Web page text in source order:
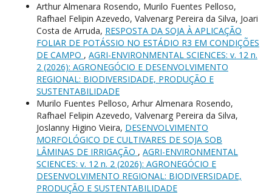
Arthur Almenara Rosendo, Murilo Fuentes Pelloso,
Rafhael Felipin Azevedo, Valvenarg Pereira da Silva, Joari
Costa de Arruda, RESPOSTA DA SOJA À APLICAÇÃO
FOLIAR DE POTÁSSIO NO ESTÁDIO R3 EM CONDIÇÕES
DE CAMPO , AGRI-ENVIRONMENTAL SCIENCES: v. 12 n.
2 (2026): AGRONEGÓCIO E DESENVOLVIMENTO
REGIONAL: BIODIVERSIDADE, PRODUÇÃO E
SUSTENTABILIDADE
Murilo Fuentes Pelloso, Arhur Almenara Rosendo,
Rafhael Felipin Azevedo, Valvenarg Pereira da Silva,
Joslanny Higino Vieira, DESENVOLVIMENTO
MORFOLÓGICO DE CULTIVARES DE SOJA SOB
LÂMINAS DE IRRIGAÇÃO , AGRI-ENVIRONMENTAL
SCIENCES: v. 12 n. 2 (2026): AGRONEGÓCIO E
DESENVOLVIMENTO REGIONAL: BIODIVERSIDADE,
PRODUÇÃO E SUSTENTABILIDADE